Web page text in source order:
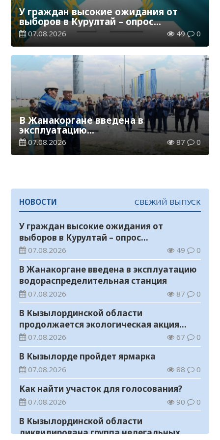
У граждан высокие ожидания от
выборов в Курултай – опрос
общественного мнения
07.08.2026 49 0
В Жанакоргане введена в
эксплуатацию
водораспределительная станция
07.08.2026 87 0
НОВОСТИ СВЕЖИЙ ВЫПУСК
У граждан высокие ожидания от
выборов в Курултай – опрос
общественного мнения
07.08.2026 49 0
В Жанакоргане введена в эксплуатацию
водораспределительная станция
07.08.2026 87 0
В Кызылординской области
продолжается экологическая акция
«Таза Қазақстан»
07.08.2026 67 0
В Кызылорде пройдет ярмарка
07.08.2026 88 0
Как найти участок для голосования?
07.08.2026 90 0
В Кызылординской области
ликвидирована группа нелегальных